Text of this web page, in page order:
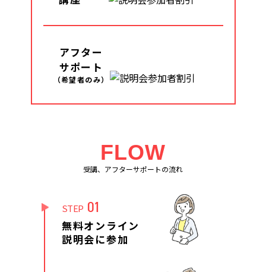
アフター
サポート
（希望者のみ）
FLOW
受講、アフターサポートの流れ
STEP 01
無料オンライン
説明会に参加